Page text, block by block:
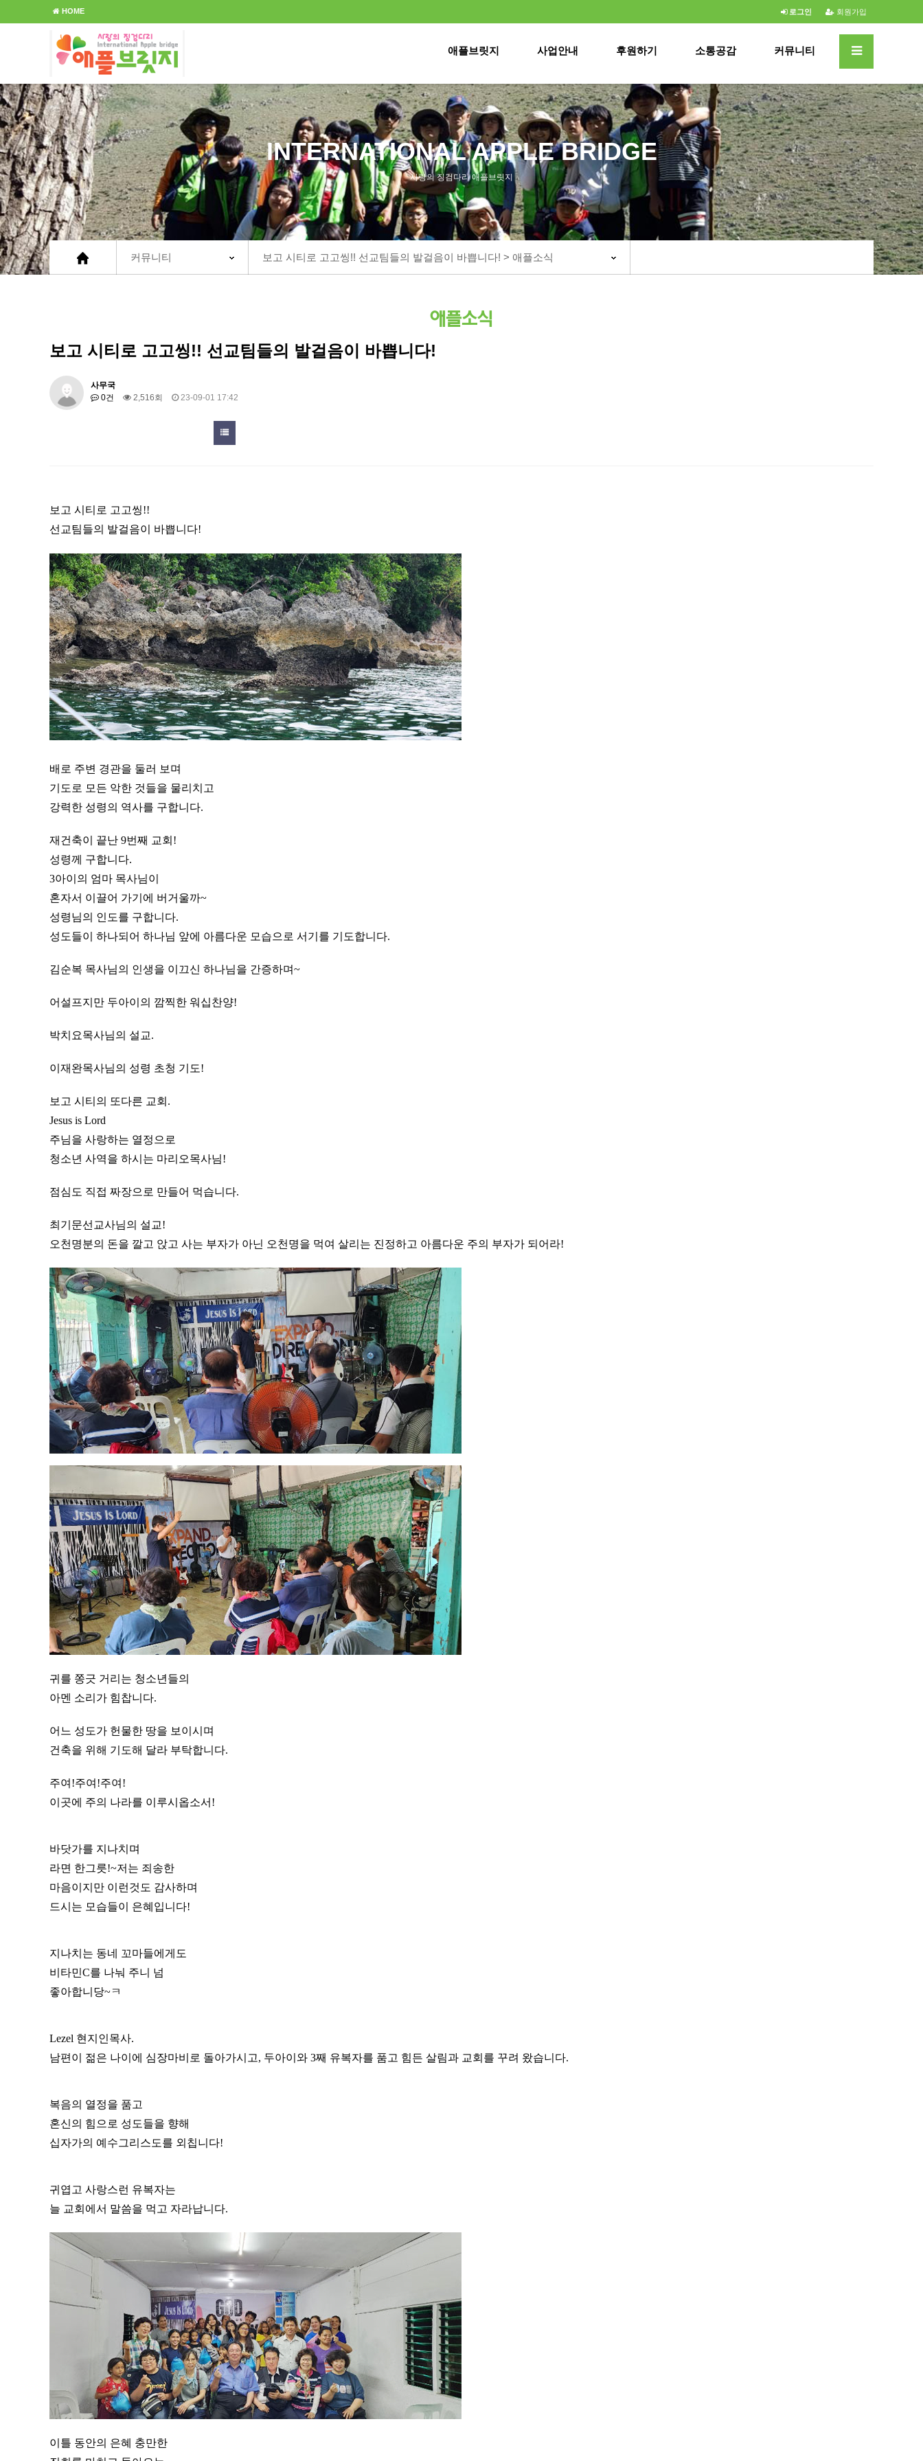
회원가입
로그인
HOME
애플브릿지 사업안내 후원하기 소통공감 커뮤니티
INTERNATIONAL APPLE BRIDGE
사랑의 징검다리 애플브릿지
커뮤니티 보고 시티로 고고씽!! 선교팀들의 발걸음이 바쁩니다! > 애플소식
애플소식
보고 시티로 고고씽!! 선교팀들의 발걸음이 바쁩니다!
사무국
0건
2,516회 23-09-01 17:42
보고 시티로 고고씽!!
선교팀들의 발걸음이 바쁩니다!
배로 주변 경관을 둘러 보며
기도로 모든 악한 것들을 물리치고
강력한 성령의 역사를 구합니다.
재건축이 끝난 9번째 교회!
성령께 구합니다.
3아이의 엄마 목사님이
혼자서 이끌어 가기에 버거울까~
성령님의 인도를 구합니다.
성도들이 하나되어 하나님 앞에 아름다운 모습으로 서기를 기도합니다.
김순복 목사님의 인생을 이끄신 하나님을 간증하며~
어설프지만 두아이의 깜찍한 워십찬양!
박치요목사님의 설교.
이재완목사님의 성령 초청 기도!
보고 시티의 또다른 교회.
Jesus is Lord
주님을 사랑하는 열정으로
청소년 사역을 하시는 마리오목사님!
점심도 직접 짜장으로 만들어 먹습니다.
최기문선교사님의 설교!
오천명분의 돈을 깔고 앉고 사는 부자가 아닌 오천명을 먹여 살리는 진정하고 아름다운 주의 부자가 되어라!
귀를 쫑긋 거리는 청소년들의
아멘 소리가 힘찹니다.
어느 성도가 헌물한 땅을 보이시며
건축을 위해 기도해 달라 부탁합니다.
주여!주여!주여!
이곳에 주의 나라를 이루시옵소서!
바닷가를 지나치며
라면 한그릇!~저는 죄송한
마음이지만 이런것도 감사하며
드시는 모습들이 은혜입니다!
지나치는 동네 꼬마들에게도
비타민C를 나눠 주니 넘
좋아합니당~ㅋ
Lezel 현지인목사.
남편이 젊은 나이에 심장마비로 돌아가시고, 두아이와 3째 유복자를 품고 힘든 살림과 교회를 꾸려 왔습니다.
복음의 열정을 품고
혼신의 힘으로 성도들을 향해
십자가의 예수그리스도를 외칩니다!
귀엽고 사랑스런 유복자는
늘 교회에서 말씀을 먹고 자라납니다.
이틀 동안의 은혜 충만한